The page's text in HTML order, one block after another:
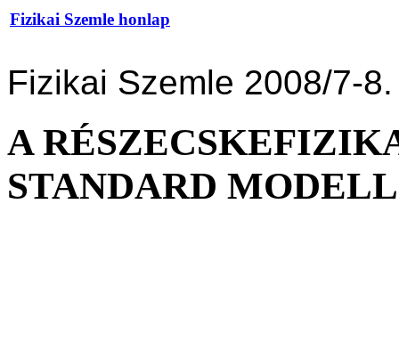
Fizikai Szemle honlap
Fizikai Szemle 2008/7-
A
STANDARD MODELL